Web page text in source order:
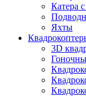
Катера
Яхты
3D